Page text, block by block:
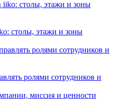
столы, этажи и зоны
ролями сотрудников и